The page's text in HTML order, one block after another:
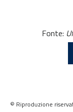
Fonte:
© Riproduzione